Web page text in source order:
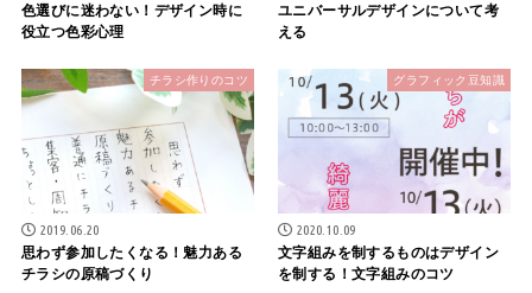
色選びに迷わない！デザイン時に
役立つ色彩心理
ユニバーサルデザインについて考
える
チラシ作りのコツ
2019.06.20
思わず参加したくなる！魅力ある
チラシの原稿づくり
グラフィック豆知識
2020.10.09
文字組みを制するものはデザイン
を制する！文字組みのコツ